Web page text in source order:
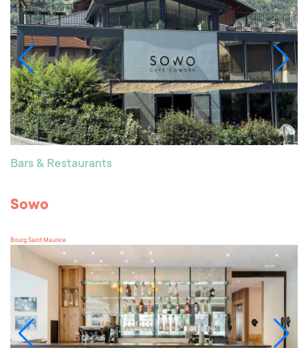
Bars & Restaurants
Sowo
Bourg Saint Maurice